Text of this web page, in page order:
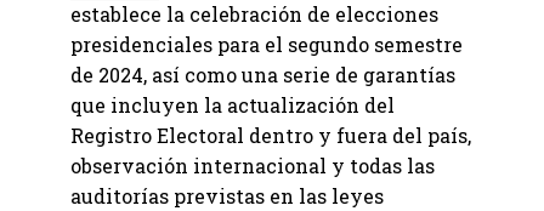
establece la celebración de elecciones
presidenciales para el segundo semestre
de 2024, así como una serie de garantías
que incluyen la actualización del
Registro Electoral dentro y fuera del país,
observación internacional y todas las
auditorías previstas en las leyes